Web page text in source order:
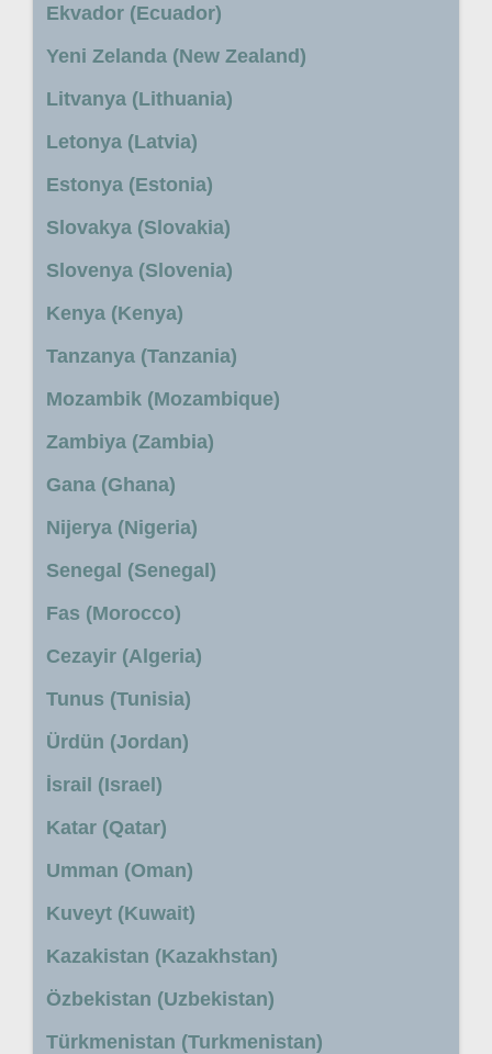
Ekvador (Ecuador)
Yeni Zelanda (New Zealand)
Litvanya (Lithuania)
Letonya (Latvia)
Estonya (Estonia)
Slovakya (Slovakia)
Slovenya (Slovenia)
Kenya (Kenya)
Tanzanya (Tanzania)
Mozambik (Mozambique)
Zambiya (Zambia)
Gana (Ghana)
Nijerya (Nigeria)
Senegal (Senegal)
Fas (Morocco)
Cezayir (Algeria)
Tunus (Tunisia)
Ürdün (Jordan)
İsrail (Israel)
Katar (Qatar)
Umman (Oman)
Kuveyt (Kuwait)
Kazakistan (Kazakhstan)
Özbekistan (Uzbekistan)
Türkmenistan (Turkmenistan)